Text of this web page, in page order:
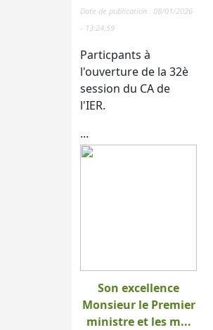
Date de publication : 08/01/2026
- 13:24:59
Particpants à
l'ouverture de la 32è
session du CA de
l'IER.
...
Son excellence
Monsieur le Premier
ministre et les m...